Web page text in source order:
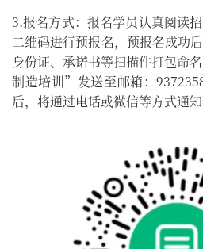
3.报名方式：报名学员认真阅读
二维码进行预报名，预报名成功
身份证、承诺书等扫描件打包命
制造培训”发送至邮箱：
后，将通过电话或微信等方式通知